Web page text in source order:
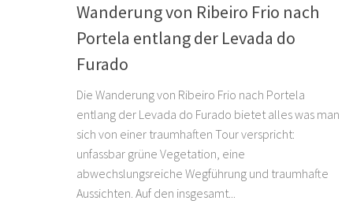
Wanderung von Ribeiro Frio nach
Portela entlang der Levada do
Furado
Die Wanderung von Ribeiro Frio nach Portela
entlang der Levada do Furado bietet alles was man
sich von einer traumhaften Tour verspricht:
unfassbar grüne Vegetation, eine
abwechslungsreiche Wegführung und traumhafte
Aussichten. Auf den insgesamt...